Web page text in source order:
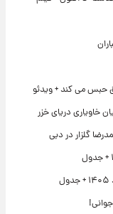
می کند + ویدئو
دریای خزر